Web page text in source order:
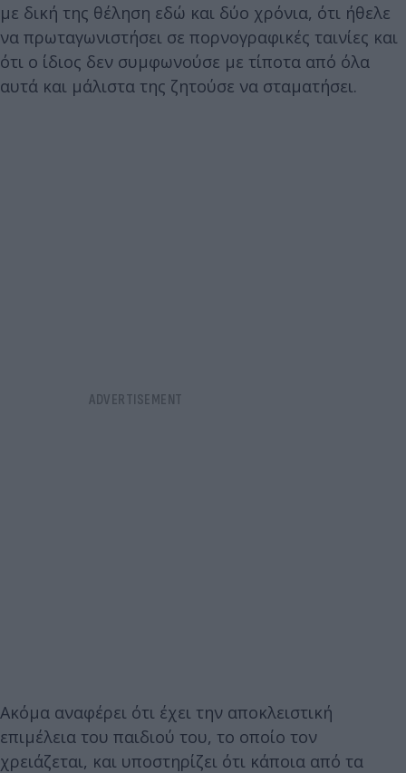
με δική της θέληση εδώ και δύο χρόνια, ότι ήθελε
να πρωταγωνιστήσει σε πορνογραφικές ταινίες και
ότι ο ίδιος δεν συμφωνούσε με τίποτα από όλα
αυτά και μάλιστα της ζητούσε να σταματήσει.
Ακόμα αναφέρει ότι έχει την αποκλειστική
επιμέλεια του παιδιού του, το οποίο τον
χρειάζεται, και υποστηρίζει ότι κάποια από τα